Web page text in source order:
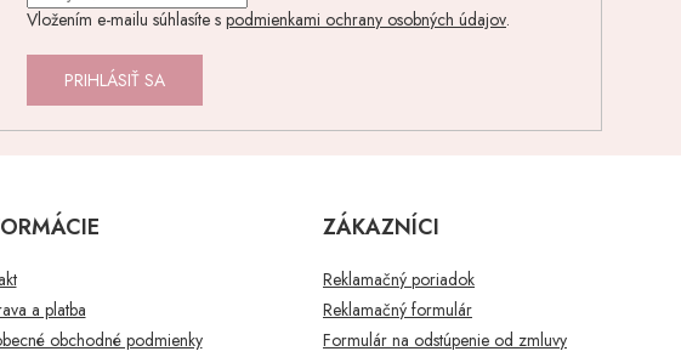
Vložením e-mailu súhlasíte s podmienkami ochrany osobných údajov.
PRIHLÁSIŤ SA
a platba
obchodné podmienky
ZÁKAZNÍCI
Reklamačný poriadok
Reklamačný formulár
Formulár na odstúpenie od zmluvy